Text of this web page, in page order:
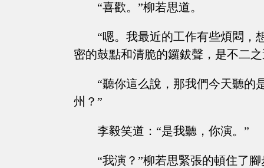
“喜歡。”柳若思道。
“嗯。我最近的工作有些煩悶，
密的鼓點和清脆的鑼鈸聲，是不二
“聽你這么說，那我們今天聽的
州？”
李毅笑道：“是我聽，你演。”
“我演？”柳若思緊張的頓住了